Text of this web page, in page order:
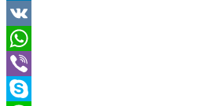
LinkedIn
VK
WhatsApp
Viber